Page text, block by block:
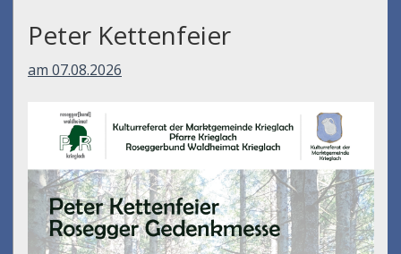
Peter Kettenfeier
am 07.08.2026